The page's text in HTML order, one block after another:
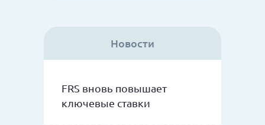
Новости
FRS вновь повышает
ключевые ставки